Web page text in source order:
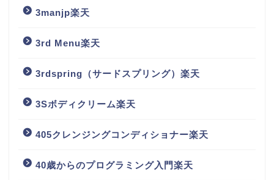
3manjp楽天
3rd Menu楽天
3rdspring（サードスプリング）楽天
3Sボディクリーム楽天
405クレンジングコンディショナー楽天
40歳からのプログラミング入門楽天